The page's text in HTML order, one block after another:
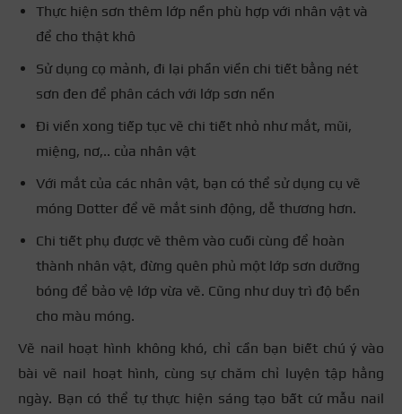
Thực hiện sơn thêm lớp nền phù hợp với nhân vật và
để cho thật khô
Sử dụng cọ mảnh, đi lại phần viền chi tiết bằng nét
sơn đen để phân cách với lớp sơn nền
Đi viền xong tiếp tục vẽ chi tiết nhỏ như mắt, mũi,
miệng, nơ,.. của nhân vật
Với mắt của các nhân vật, bạn có thể sử dụng cụ vẽ
móng Dotter để vẽ mắt sinh động, dễ thương hơn.
Chi tiết phụ được vẽ thêm vào cuối cùng để hoàn
thành nhân vật, đừng quên phủ một lớp sơn dưỡng
bóng để bảo vệ lớp vừa vẽ. Cũng như duy trì độ bền
cho màu móng.
Vẽ nail hoạt hình không khó, chỉ cần bạn biết chú ý vào
bài vẽ nail hoạt hình, cùng sự chăm chỉ luyện tập hằng
ngày. Bạn có thể tự thực hiện sáng tạo bất cứ mẫu nail